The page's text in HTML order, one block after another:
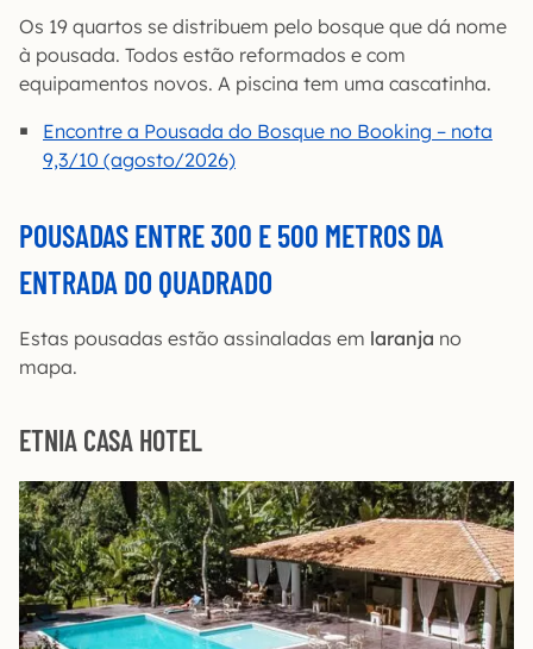
Os 19 quartos se distribuem pelo bosque que dá nome
à pousada. Todos estão reformados e com
equipamentos novos. A piscina tem uma cascatinha.
Encontre a Pousada do Bosque no Booking – nota
9,3/10 (agosto/2026)
POUSADAS ENTRE 300 E 500 METROS DA
ENTRADA DO QUADRADO
Estas pousadas estão assinaladas em laranja no
mapa.
ETNIA CASA HOTEL